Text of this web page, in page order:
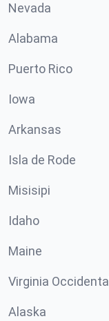
Nevada
Alabama
Puerto Rico
Iowa
Arkansas
Isla de Rode
Misisipi
Idaho
Maine
Virginia Occidental
Alaska